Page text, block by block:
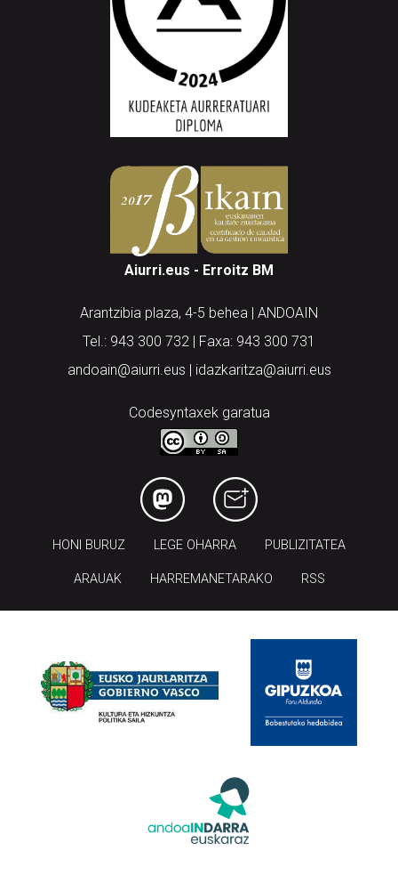
Aiurri.eus - Erroitz BM
Arantzibia plaza, 4-5 behea | ANDOAIN
Tel.: 943 300 732 | Faxa: 943 300 731
andoain@aiurri.eus | idazkaritza@aiurri.eus
Codesyntaxek garatua
HONI BURUZ LEGE OHARRA PUBLIZITATEA
ARAUAK HARREMANETARAKO RSS